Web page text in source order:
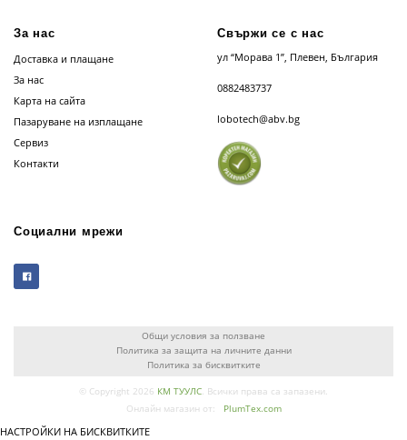
За нас
Доставка и плащане
За нас
Карта на сайта
Пазаруване на изплащане
Сервиз
Контакти
Свържи се с нас
ул “Морава 1”, Плевен, България
0882483737
lobotech@abv.bg
Социални мрежи
Общи условия за ползване
Политика за защита на личните данни
Политика за бисквитките
© Copyright 2026 КМ ТУУЛС. Всички права са запазени.
Онлайн магазин от:
PlumTex.com
НАСТРОЙКИ НА БИСКВИТКИТЕ